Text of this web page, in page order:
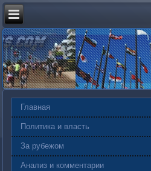
Главная
Политика и власть
За рубежом
Анализ и комментарии